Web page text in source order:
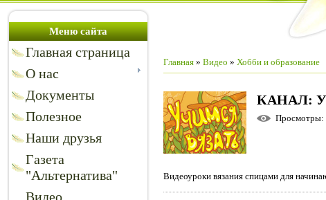
Меню сайта
Главная страница
О нас
Документы
Полезное
Наши друзья
Газета
"Альтернатива"
Видео
Главная » Видео » Хобби и образование
КАНАЛ:
Просмотры:
Видеоуроки вязания спицами для